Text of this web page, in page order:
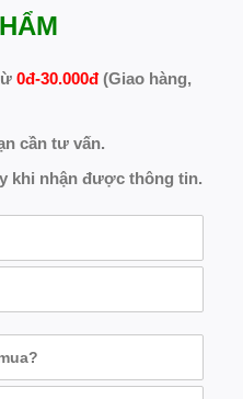
0đ-30.000đ(Giao hàng,
cần tư vấn.
khi nhận được thông tin.